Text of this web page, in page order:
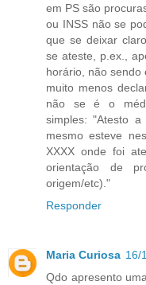
em PS são
ou INSS não se
que se deixar
se ateste, p.ex.,
horário, não sendo
muito menos
não se é o
simples: "Atesto a
mesmo esteve
XXXX onde foi
orientação de
origem/etc)."
Responder
Maria Curiosa 16/
Qdo apresento